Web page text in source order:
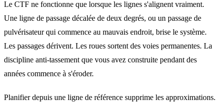
Le CTF ne fonctionne que lorsque les lignes s'alignent vraiment.
Une ligne de passage décalée de deux degrés, ou un passage de
pulvérisateur qui commence au mauvais endroit, brise le système.
Les passages dérivent. Les roues sortent des voies permanentes. La
discipline anti-tassement que vous avez construite pendant des
années commence à s'éroder.
Planifier depuis une ligne de référence supprime les approximations.